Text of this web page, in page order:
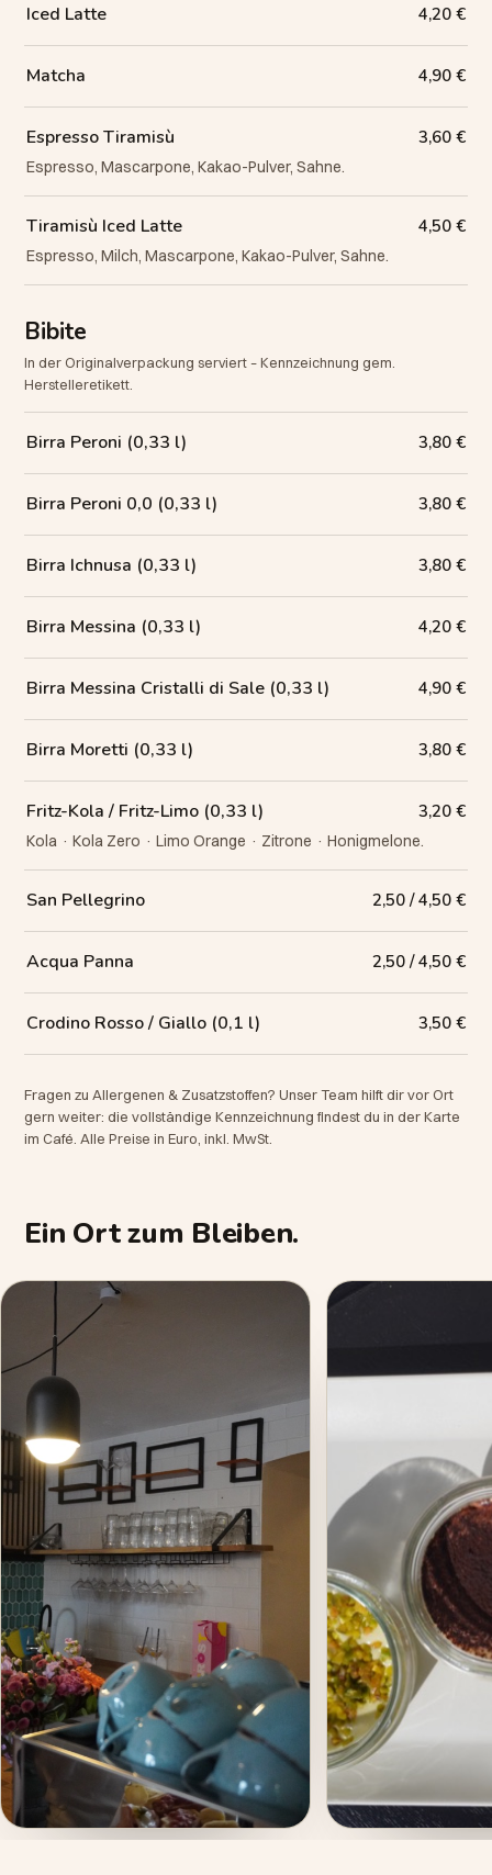
Iced Latte 4,20 €
Matcha 4,90 €
Espresso Tiramisù 3,60 €
Espresso, Mascarpone, Kakao-Pulver, Sahne.
Tiramisù Iced Latte 4,50 €
Espresso, Milch, Mascarpone, Kakao-Pulver, Sahne.
Bibite
In der Originalverpackung serviert – Kennzeichnung gem.
Herstelleretikett.
Birra Peroni (0,33 l) 3,80 €
Birra Peroni 0,0 (0,33 l) 3,80 €
Birra Ichnusa (0,33 l) 3,80 €
Birra Messina (0,33 l) 4,20 €
Birra Messina Cristalli di Sale (0,33 l) 4,90 €
Birra Moretti (0,33 l) 3,80 €
Fritz-Kola / Fritz-Limo (0,33 l) 3,20 €
Kola · Kola Zero · Limo Orange · Zitrone · Honigmelone.
San Pellegrino 2,50 / 4,50 €
Acqua Panna 2,50 / 4,50 €
Crodino Rosso / Giallo (0,1 l) 3,50 €
Fragen zu Allergenen & Zusatzstoffen? Unser Team hilft dir vor Ort
gern weiter: die vollständige Kennzeichnung findest du in der Karte
im Café. Alle Preise in Euro, inkl. MwSt.
Ein Ort zum Bleiben.